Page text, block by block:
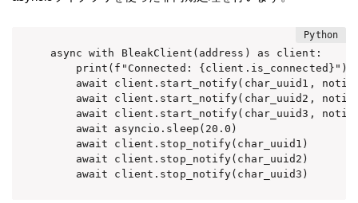
async with BleakClient(address) as client:
    print(f"Connected: {client.is_connected}")
await client.start_notify(char_uuid1,
await client.start_notify(char_uuid2,
await client.start_notify(char_uuid3,
    await asyncio.sleep(20.0)
    await client.stop_notify(char_uuid1)
    await client.stop_notify(char_uuid2)